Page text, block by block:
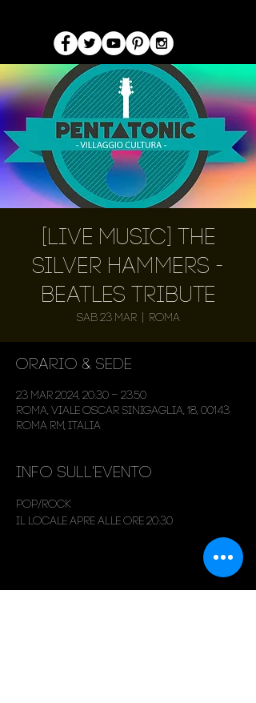
[Live Music] The
Silver Hammers -
Beatles Tribute
sab 23 mar
  |
Roma
Orario & Sede
23 mar 2024, 20:30 – 23:50
Roma, Viale Oscar Sinigaglia, 18, 00143
Roma RM, Italia
Info sull'evento
Pop/Rock
Il locale apre alle ore 20:30